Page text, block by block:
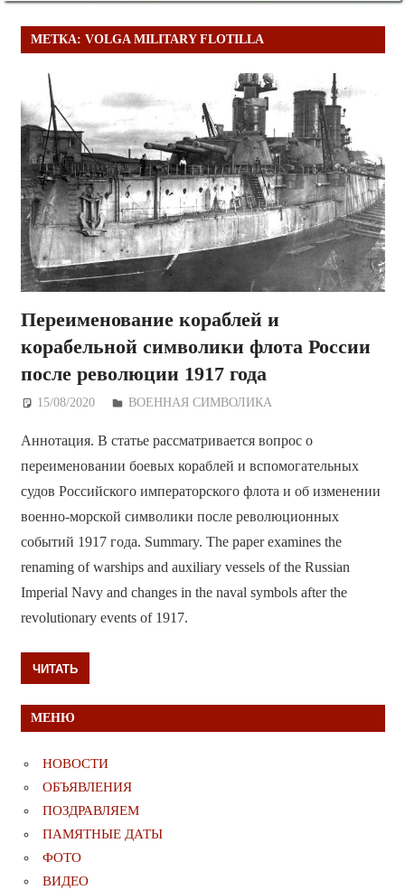
МЕТКА: VOLGA MILITARY FLOTILLA
Переименование кораблей и
корабельной символики флота России
после революции 1917 года
15/08/2020 Дежурный по Редакции
ВОЕННАЯ СИМВОЛИКА
Аннотация. В статье рассматривается вопрос о
переименовании боевых кораблей и вспомогательных
судов Российского императорского флота и об изменении
военно-морской символики после революционных
событий 1917 года. Summary. The paper examines the
renaming of warships and auxiliary vessels of the Russian
Imperial Navy and changes in the naval symbols after the
revolutionary events of 1917.
ЧИТАТЬ
МЕНЮ
НОВОСТИ
ОБЪЯВЛЕНИЯ
ПОЗДРАВЛЯЕМ
ПАМЯТНЫЕ ДАТЫ
ФОТО
ВИДЕО